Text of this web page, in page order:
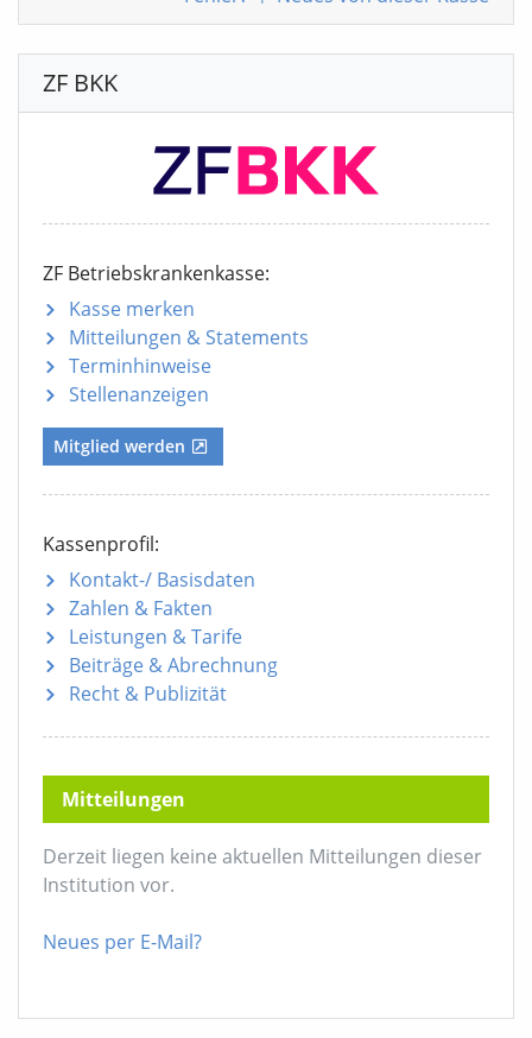
ZF BKK
ZF Betriebskrankenkasse:
Kasse merken
Mitteilungen & Statements
Terminhinweise
Stellenanzeigen
Mitglied werden
Kassenprofil:
Kontakt-/ Basisdaten
Zahlen & Fakten
Leistungen & Tarife
Beiträge & Abrechnung
Recht & Publizität
Mitteilungen
Derzeit liegen keine aktuellen Mitteilungen dieser
Institution vor.
Neues per E-Mail?